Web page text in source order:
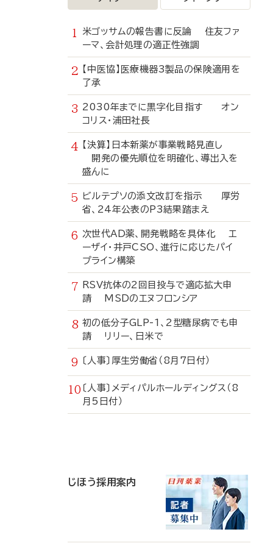
米ゴッサムの報告書に反論 住友ファ
ーマ、会計処理の適正性強調
【中医協】医療機器3製品の保険適用を
了承
2030年までに黒字化目指す オン
コリス・浦田社長
【決算】日本新薬が事業戦略見直し
開発の優先順位を明確化、導出入を
盛んに
ビルテプソの添文改訂を指示 厚労
省、24年公表のP3結果踏まえ
次世代AD薬、開発戦略を具体化 エ
ーザイ・井戸CSO、進行に応じたパイ
プライン構築
RSV抗体の2回目投与で適応拡大申
請 MSDのエヌフロンシア
初の低分子GLP-1、2型糖尿病でも申
請 リリー、日米で
〔人事〕厚生労働省（8月7日付）
〔人事〕メディパルホールディングス（8
月5日付）
じほう採用案内